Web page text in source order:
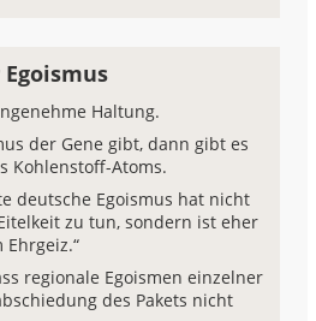
Haltung.
der Gene gibt, dann gibt es
Kohlenstoff-Atoms.
deutsche Egoismus hat nicht
zu tun, sondern ist eher
regionale Egoismen einzelner
des Pakets nicht